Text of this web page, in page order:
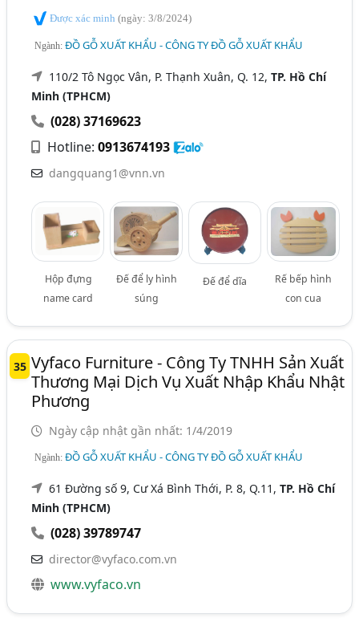
Được xác minh(ngày: 3/8/2024)
Ngành:ĐỒ GỖ XUẤT KHẨU - CÔNG TY ĐỒ GỖ XUẤT KHẨU
110/2 Tô Ngọc Vân, P. Thạnh Xuân, Q. 12,TP. Hồ Chí
Minh (TPHCM)
(028) 37169623
Hotline:0913674193
dangquang1@vnn.vn
Hộp đựng
name card
Đế để ly hình
súng
Đế để dĩa
Rế bếp hình
con cua
35 Vyfaco Furniture - Công Ty TNHH Sản Xuất
Thương Mại Dịch Vụ Xuất Nhập Khẩu Nhật
Phương
Ngày cập nhật gần nhất: 1/4/2019
Ngành:ĐỒ GỖ XUẤT KHẨU - CÔNG TY ĐỒ GỖ XUẤT KHẨU
61 Đường số 9, Cư Xá Bình Thới, P. 8, Q.11,TP. Hồ Chí
Minh (TPHCM)
(028) 39789747
director@vyfaco.com.vn
www.vyfaco.vn